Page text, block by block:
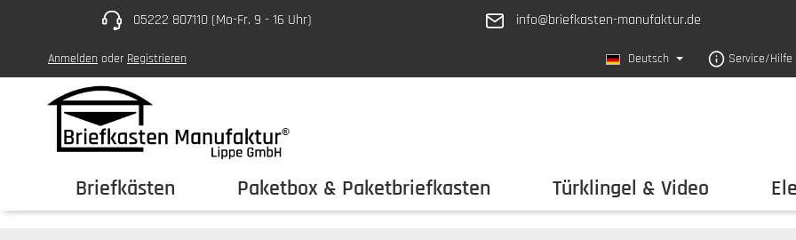
Hauptinhalt springen
Zur Hauptnavigation springen05222 807110 (Mo-Fr. 9 - 16 Uhr) info@briefkasten-manufaktur.de
Anmelden oder Registrieren Deutsch Service/Hilfe
Briefkästen Paketbox & Paketbriefkasten Türklingel & Video